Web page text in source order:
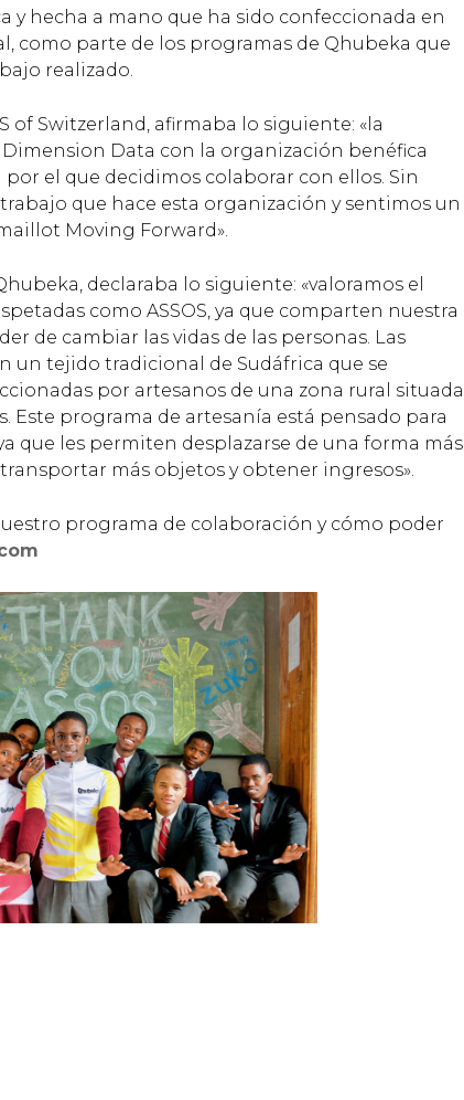
y hecha a mano que ha sido confeccionada en
como parte de los programas de Qhubeka que
realizado.
of Switzerland, afirmaba lo siguiente: «la
Data con la organización benéfica
el que decidimos colaborar con ellos. Sin
que hace esta organización y sentimos un
Moving Forward».
declaraba lo siguiente: «valoramos el
como ASSOS, ya que comparten nuestra
de cambiar las vidas de las personas. Las
un tejido tradicional de Sudáfrica que se
por artesanos de una zona rural situada
Este programa de artesanía está pensado para
que les permiten desplazarse de una forma más
más objetos y obtener ingresos».
programa de colaboración y cómo poder